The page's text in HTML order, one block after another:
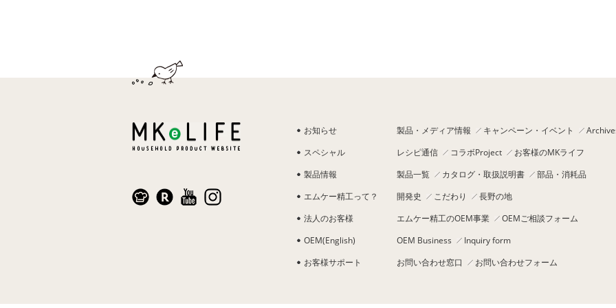
お知らせ 製品・メディア情報 キャンペーン・イベント
スペシャル
レシピ通信 コラボProject
お客様のMKライフ
製品情報
製品一覧 カタログ・取扱説明書
部品・消耗品
エムケー精工って？
開発史 こだわり
長野の地
法人のお客様
エムケー精工のOEM事業
OEMご相談フォーム
OEM(English)
OEM Business
Inquiry form
お客様サポート
お問い合わせ窓口 お問い合わせフォーム